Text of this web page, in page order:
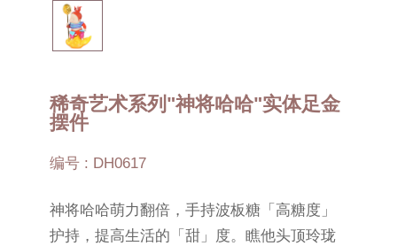
稀奇艺术系列"神将哈哈"实体足金
摆件
编号 : DH0617
神将哈哈萌力翻倍，手持波板糖「高糖度」
护持，提高生活的「甜」度。瞧他头顶玲珑